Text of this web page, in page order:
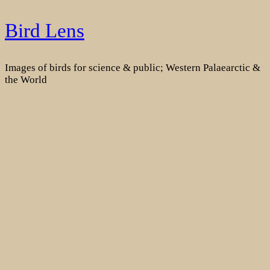
Skip
to
Bird Lens
Images of birds for science & public; Western Palaearctic &
the World